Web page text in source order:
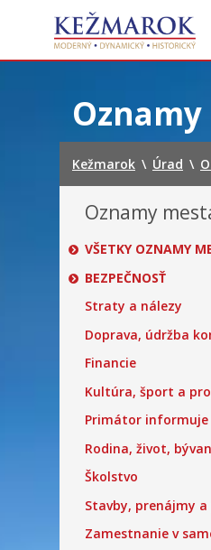
Kežmarok \ Úrad \
Oznamy
VŠETKY OZNAMY
BEZPEČNOSŤ
Straty a nálezy
Doprava, údržba
Financie
Kultúra, šport a
Primátor informuje
Rodina, život,
Školstvo
Stavby, prenájmy
Zamestnanie v